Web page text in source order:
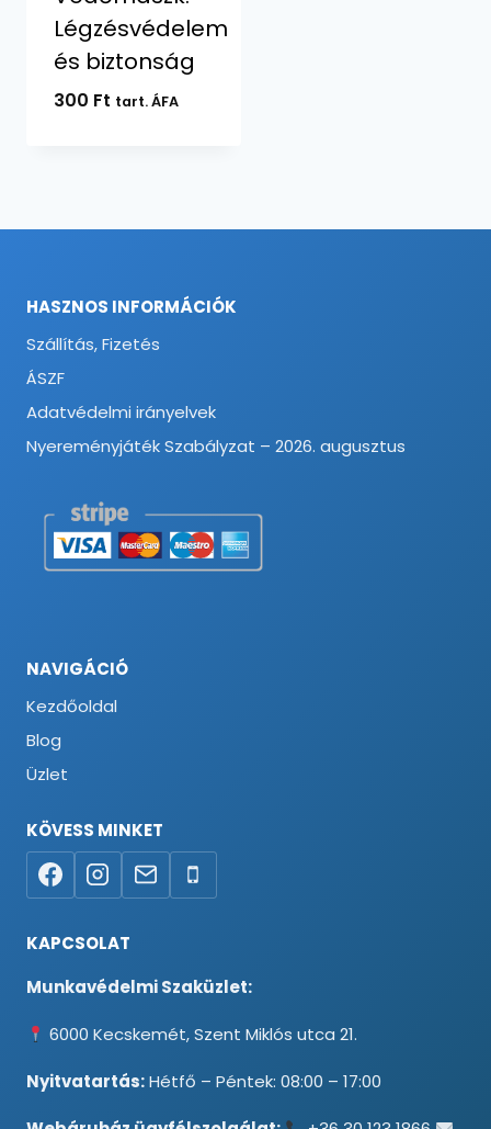
Légzésvédelem
és biztonság
300 Ft tart. ÁFA
HASZNOS INFORMÁCIÓK
Szállítás, Fizetés
ÁSZF
Adatvédelmi irányelvek
Nyereményjáték Szabályzat – 2026. augusztus
NAVIGÁCIÓ
Kezdőoldal
Blog
Üzlet
KÖVESS MINKET
KAPCSOLAT
Munkavédelmi Szaküzlet:
6000 Kecskemét, Szent Miklós utca 21.
Nyitvatartás:Hétfő – Péntek: 08:00 – 17:00